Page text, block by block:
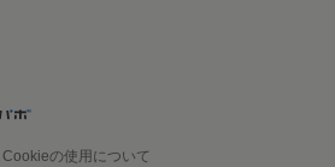
Cookieの使用について